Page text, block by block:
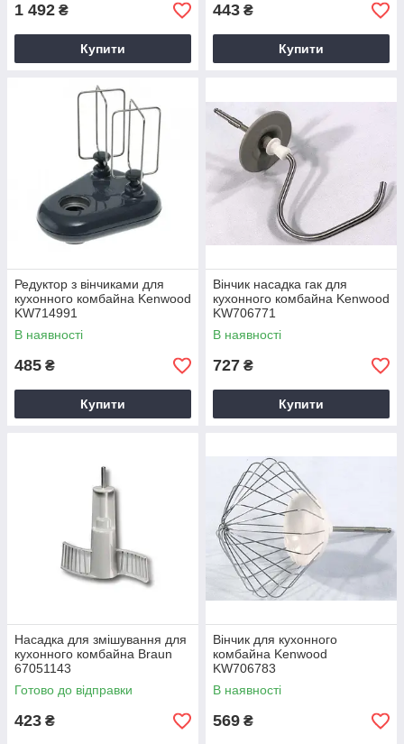
1 492 ₴
Купити
443 ₴
Купити
Редуктор з вінчиками для
кухонного комбайна Kenwood
KW714991
В наявності
485 ₴
Купити
Вінчик насадка гак для
кухонного комбайна Kenwood
KW706771
В наявності
727 ₴
Купити
Насадка для змішування для
кухонного комбайна Braun
67051143
Готово до відправки
423 ₴
Вінчик для кухонного
комбайна Kenwood
KW706783
В наявності
569 ₴